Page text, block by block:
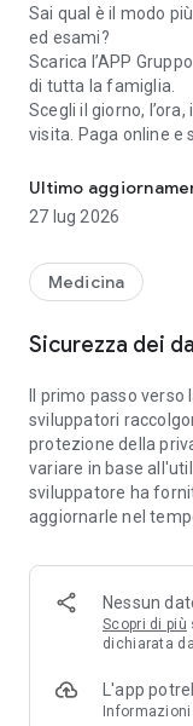
Sai qual è il modo
ed esami?
Scarica l’APP
di tutta la famiglia.
Scegli il giorno,
visita. Paga online e
Con l’APP Gruppo
esami direttamente
agende-
visite in regime di
diagnostico. Puoi
3. Scegli il medico
4. Visualizza il
5. Paga
6. Prenditi cura di chi ami. Con un solo account potrai
prenotare visite ed
minorenni.
l’appuntamento in
prenotazioni in base
La Salute a portata
Dichiarazione di
https://
Ultimo
27 lug 2026
Medicina
Sicurezza dei
Il primo passo
sviluppatori
protezione della
variare in base
sviluppatore ha
aggiornarle nel
Nessun
Scopri di più
dichiarata
L'app